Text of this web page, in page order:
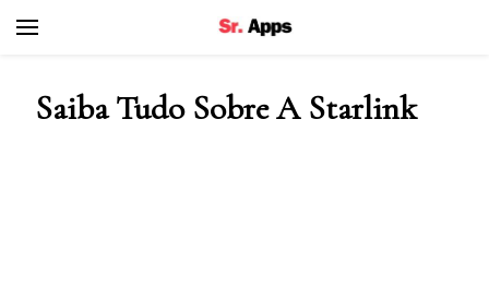
Saiba Tudo Sobre A Starlink